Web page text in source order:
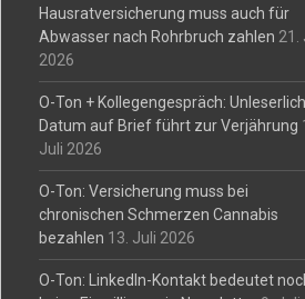
Hausratversicherung muss auch für
Abwasser nach Rohrbruch zahlen 21.
2026
O-Ton + Kollegengespräch:
Datum auf Brief führt zur Verjährung
Juli 2026
O-Ton: Versicherung muss bei
chronischen Schmerzen Cannabis
bezahlen 13. Juli 2026
O-Ton: LinkedIn-Kontakt bedeutet